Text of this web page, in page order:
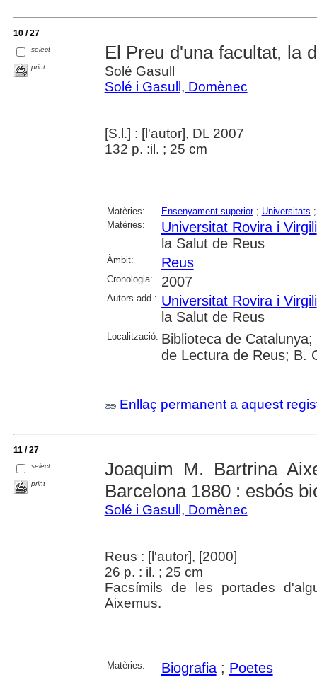
10 / 27
select
print
El Preu d'una facultat, la
Solé Gasull
Solé i Gasull, Domènec
[S.l.] : [l'autor], DL 2007
132 p. :il. ; 25 cm
Matèries: Ensenyament superior; Universitats
Matèries:
Universitat Rovira i Virgili
la Salut de Reus
Àmbit: Reus
Cronologia: 2007
Autors add.: Universitat Rovira i Virgili
la Salut de Reus
Localització: Biblioteca de
de Lectura de Reus; B.
Enllaç permanent a aquest
11 / 27
select
print
Joaquim M. Bartrina
Barcelona 1880 : esbós
Solé i Gasull, Domènec
Reus : [l'autor], [2000]
26 p. : il. ; 25 cm
Facsímils de les portades
Aixemus.
Matèries: Biografia; Poetes